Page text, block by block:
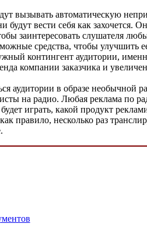
вызывать автоматическую
вести себя как
заинтересовать слушателя
средства, чтобы улучшить
контингент аудитории,
компании заказчика и
аудитории в образе
на радио. Любая реклама по
играть, какой продукт
правило, несколько раз